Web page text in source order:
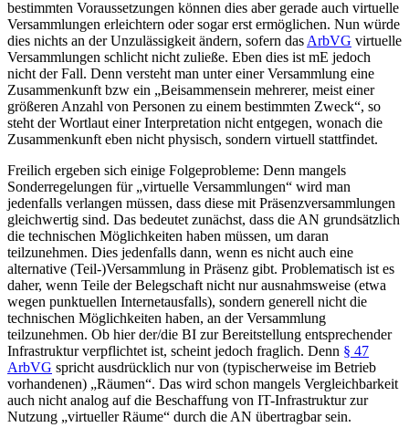
bestimmten Voraussetzungen können dies aber gerade auch virtuelle
Versammlungen erleichtern oder sogar erst ermöglichen. Nun würde
dies nichts an der Unzulässigkeit ändern, sofern das ArbVG virtuelle
Versammlungen schlicht nicht zuließe. Eben dies ist mE jedoch
nicht der Fall. Denn versteht man unter einer Versammlung eine
Zusammenkunft bzw ein „Beisammensein mehrerer, meist einer
größeren Anzahl von Personen zu einem bestimmten Zweck“, so
steht der Wortlaut einer Interpretation nicht entgegen, wonach die
Zusammenkunft eben nicht physisch, sondern virtuell stattfindet.
Freilich ergeben sich einige Folgeprobleme: Denn mangels
Sonderregelungen für „virtuelle Versammlungen“ wird man
jedenfalls verlangen müssen, dass diese mit Präsenzversammlungen
gleichwertig sind. Das bedeutet zunächst, dass die AN grundsätzlich
die technischen Möglichkeiten haben müssen, um daran
teilzunehmen. Dies jedenfalls dann, wenn es nicht auch eine
alternative (Teil-)Versammlung in Präsenz gibt. Problematisch ist es
daher, wenn Teile der Belegschaft nicht nur ausnahmsweise (etwa
wegen punktuellen Internetausfalls), sondern generell nicht die
technischen Möglichkeiten haben, an der Versammlung
teilzunehmen. Ob hier der/die BI zur Bereitstellung entsprechender
Infrastruktur verpflichtet ist, scheint jedoch fraglich. Denn § 47
ArbVG spricht ausdrücklich nur von (typischerweise im Betrieb
vorhandenen) „Räumen“. Das wird schon mangels Vergleichbarkeit
auch nicht analog auf die Beschaffung von IT-Infrastruktur zur
Nutzung „virtueller Räume“ durch die AN übertragbar sein.